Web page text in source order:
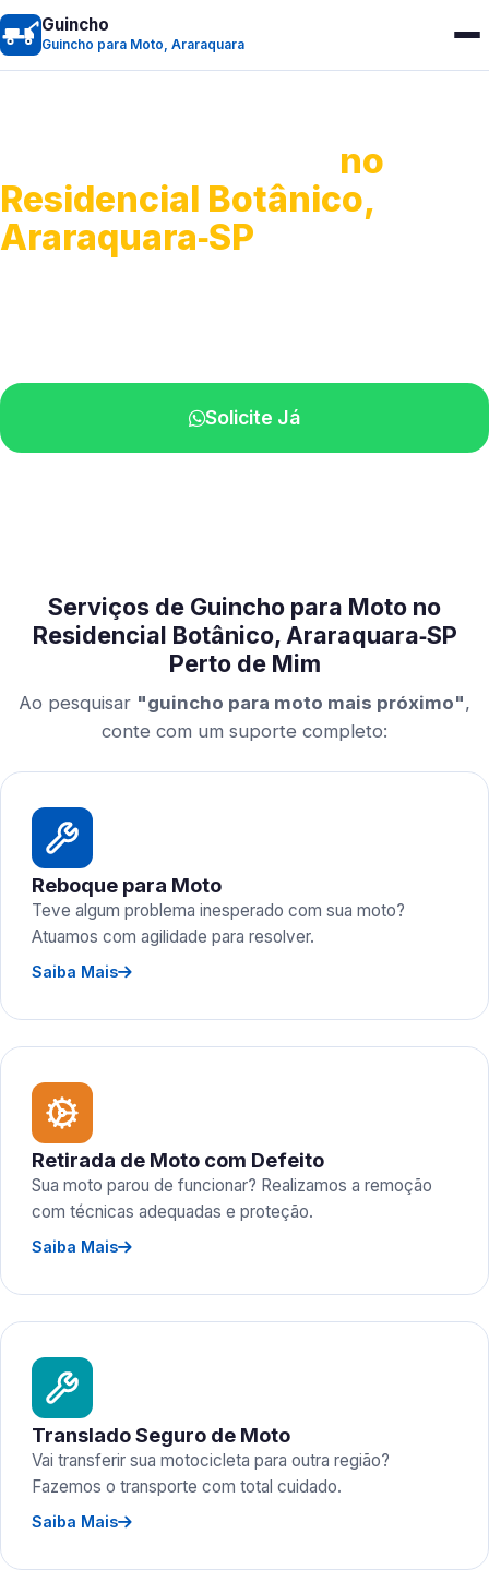
Guincho
Guincho para Moto, Araraquara
no
Residencial Botânico,
Araraquara‑SP
Solicite Já
Serviços de Guincho para Moto no
Residencial Botânico, Araraquara‑SP
Perto de Mim
Ao pesquisar "guincho para moto mais próximo",
conte com um suporte completo:
Reboque para Moto
Teve algum problema inesperado com sua moto?
Atuamos com agilidade para resolver.
Saiba Mais
Retirada de Moto com Defeito
Sua moto parou de funcionar? Realizamos a remoção
com técnicas adequadas e proteção.
Saiba Mais
Translado Seguro de Moto
Vai transferir sua motocicleta para outra região?
Fazemos o transporte com total cuidado.
Saiba Mais